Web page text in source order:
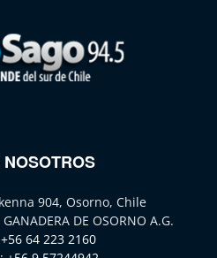
904, Osorno, Chile
DE OSORNO A.G.
+56 64 223 2160